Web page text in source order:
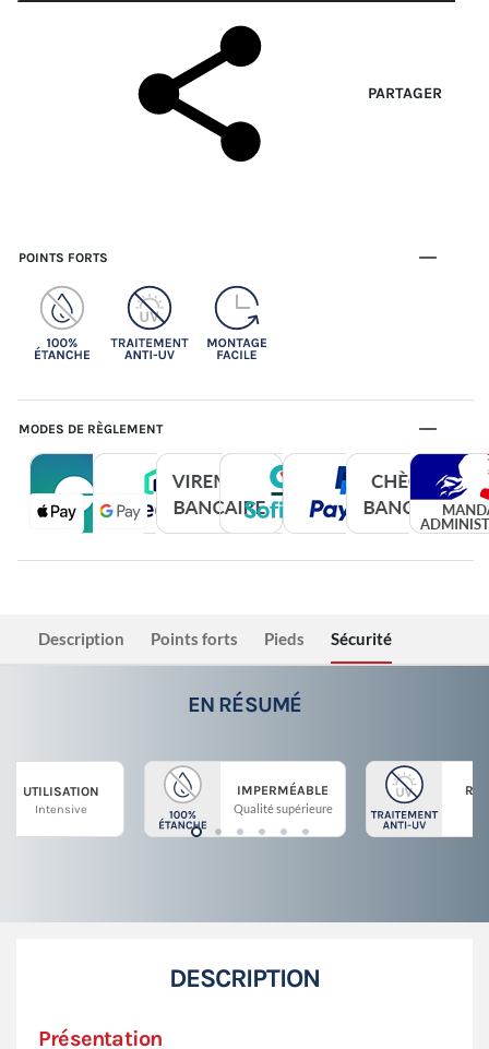
PARTAGER
POINTS FORTS
MODES DE RÈGLEMENT
Description Points forts Pieds Sécurité
EN RÉSUMÉ
UTILISATION
Intensive
IMPERMÉABLE
Qualité supérieure
DESCRIPTION
Présentation